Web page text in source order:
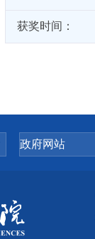
获奖时间：